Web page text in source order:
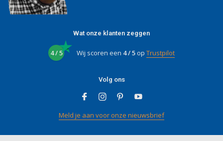
Wat onze klanten zeggen
4 / 5 Wij scoren een 4 / 5op Trustpilot
Volg ons
Meld je aan voor onze nieuwsbrief